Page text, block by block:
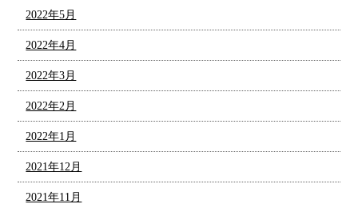
2022年5月
2022年4月
2022年3月
2022年2月
2022年1月
2021年12月
2021年11月